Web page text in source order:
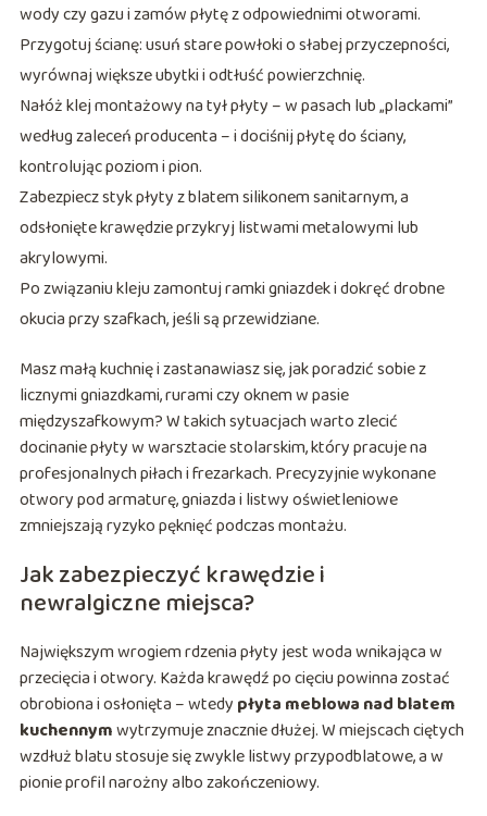
wody czy gazu i zamów płytę z odpowiednimi otworami.
Przygotuj ścianę: usuń stare powłoki o słabej przyczepności,
wyrównaj większe ubytki i odtłuść powierzchnię.
Nałóż klej montażowy na tył płyty – w pasach lub „plackami”
według zaleceń producenta – i dociśnij płytę do ściany,
kontrolując poziom i pion.
Zabezpiecz styk płyty z blatem silikonem sanitarnym, a
odsłonięte krawędzie przykryj listwami metalowymi lub
akrylowymi.
Po związaniu kleju zamontuj ramki gniazdek i dokręć drobne
okucia przy szafkach, jeśli są przewidziane.
Masz małą kuchnię i zastanawiasz się, jak poradzić sobie z
licznymi gniazdkami, rurami czy oknem w pasie
międzyszafkowym? W takich sytuacjach warto zlecić
docinanie płyty w warsztacie stolarskim, który pracuje na
profesjonalnych piłach i frezarkach. Precyzyjnie wykonane
otwory pod armaturę, gniazda i listwy oświetleniowe
zmniejszają ryzyko pęknięć podczas montażu.
Jak zabezpieczyć krawędzie i
newralgiczne miejsca?
Największym wrogiem rdzenia płyty jest woda wnikająca w
przecięcia i otwory. Każda krawędź po cięciu powinna zostać
obrobiona i osłonięta – wtedy płyta meblowa nad blatem
kuchennymwytrzymuje znacznie dłużej. W miejscach ciętych
wzdłuż blatu stosuje się zwykle listwy przypodblatowe, a w
pionie profil narożny albo zakończeniowy.